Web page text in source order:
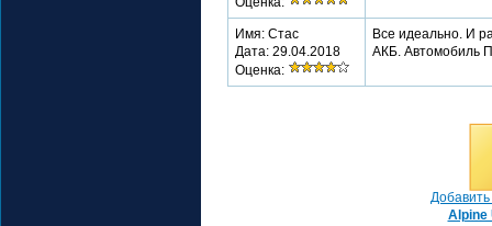
Имя: Стас
Дата: 29.04.2018
Оценка:
Все идеально. И
АКБ. Автомобиль
Alpine